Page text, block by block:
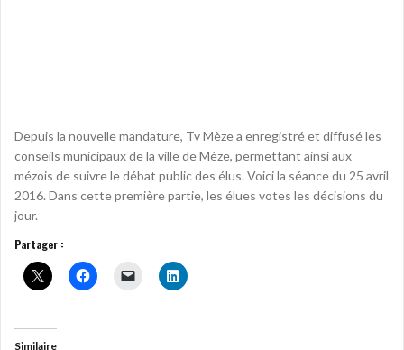
Depuis la nouvelle mandature, Tv Mèze a enregistré et diffusé les
conseils municipaux de la ville de Mèze, permettant ainsi aux
mézois de suivre le débat public des élus. Voici la séance du 25 avril
2016. Dans cette première partie, les élues votes les décisions du
jour.
Partager :
Similaire